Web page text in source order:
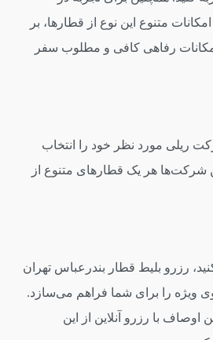
متنوع این نوع از قطارها، بر
رفاهی کافی و مطلوب سفر
به تهران به‌وسیله قطارهای متنوع و امکانات رفاهی متفاوتی رقم می‌خورد. شما می‌توانید در همین صفحه از وب‌سایت قاصدک 24، شرکت ریلی مورد نظر خود را انتخاب
شرکت‌ها هر یک قطارهای متنوع از
را اعمال کنید، رزرو بلیط قطار بندرعباس تهران
ویژه را برای شما فراهم می‌سازد.
با رزرو آنلاین از این